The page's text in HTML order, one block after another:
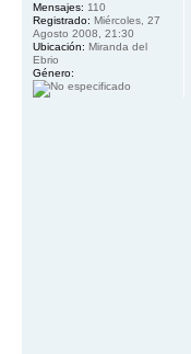
Mensajes: 110
Registrado: Miércoles, 27
Agosto 2008, 21:30
Ubicación: Miranda del
Ebrio
Género: